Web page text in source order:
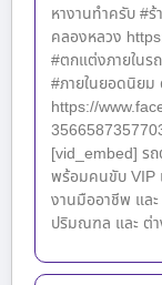
หางานทำครับ #
คลองหลวง
#ตกแต่งภายในร
#ภายในยอดนิยม
https://
[vid_embed] รถ
พร้อมคนขับ VIP
งานมืออาชีพ แล
ปริมณฑล และ ต่